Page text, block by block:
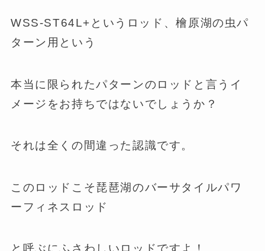
WSS-ST64L+というロッド、檜原湖の虫パ
ターン用という
本当に限られたパターンのロッドと言うイ
メージをお持ちではないでしょうか？
それは全くの間違った認識です。
このロッドこそ琵琶湖のバーサタイルパワ
ーフィネスロッド